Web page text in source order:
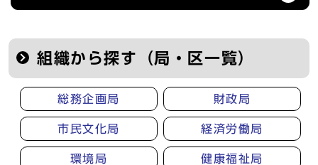
組織から探す（局・区一覧）
総務企画局 財政局
市民文化局 経済労働局
環境局 健康福祉局